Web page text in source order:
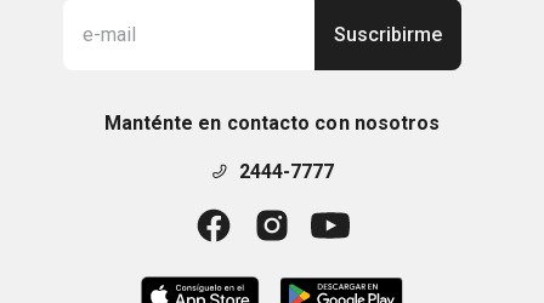
Suscribirme
Manténte en contacto con nosotros
2444-7777